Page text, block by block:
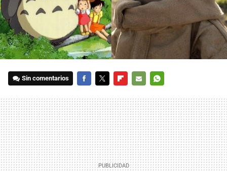
Sin comentarios
MAIL